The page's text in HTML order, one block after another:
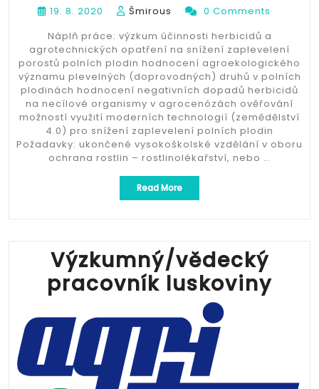
19. 8. 2020 Šmirous
0 Comments
Náplň práce: výzkum účinnosti herbicidů a
agrotechnických opatření na snížení zaplevelení
porostů polních plodin hodnocení agroekologického
významu plevelných (doprovodných) druhů v polních
plodinách hodnocení negativních dopadů herbicidů
na necílové organismy v agrocenózách ověřování
možností využití moderních technologií (zemědělství
4.0) pro snížení zaplevelení polních plodin
Požadavky: ukončené vysokoškolské vzdělání v oboru
ochrana rostlin – rostlinolékařství, nebo …
Read More„Výzkumný/vědecký
pracovník“
Výzkumný/vědecký
pracovník luskoviny